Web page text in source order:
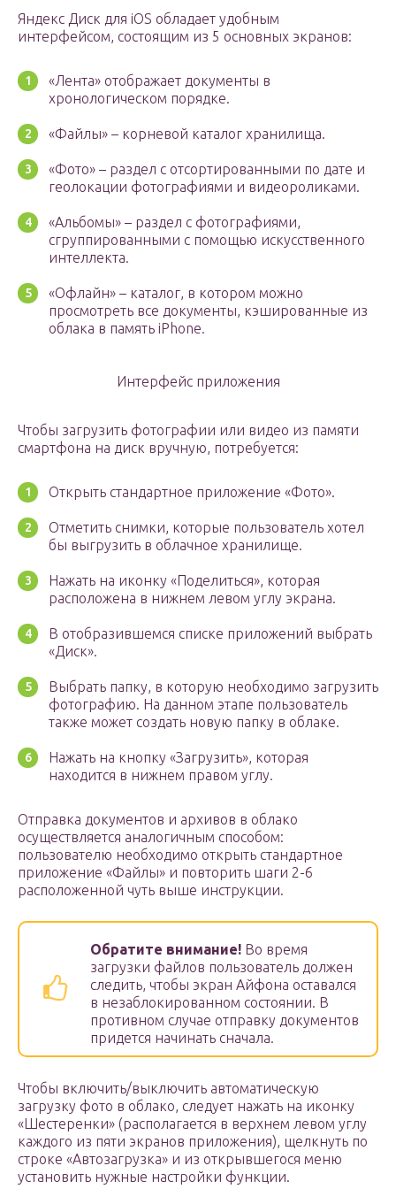
Яндекс Диск для iOS обладает удобным
интерфейсом, состоящим из 5 основных экранов:
«Лента» отображает документы в
хронологическом порядке.
«Файлы» – корневой каталог хранилища.
«Фото» – раздел с отсортированными по дате и
геолокации фотографиями и видеороликами.
«Альбомы» – раздел с фотографиями,
сгруппированными с помощью искусственного
интеллекта.
«Офлайн» – каталог, в котором можно
просмотреть все документы, кэшированные из
облака в память iPhone.
Интерфейс приложения
Чтобы загрузить фотографии или видео из памяти
смартфона на диск вручную, потребуется:
Открыть стандартное приложение «Фото».
Отметить снимки, которые пользователь хотел
бы выгрузить в облачное хранилище.
Нажать на иконку «Поделиться», которая
расположена в нижнем левом углу экрана.
В отобразившемся списке приложений выбрать
«Диск».
Выбрать папку, в которую необходимо загрузить
фотографию. На данном этапе пользователь
также может создать новую папку в облаке.
Нажать на кнопку «Загрузить», которая
находится в нижнем правом углу.
Отправка документов и архивов в облако
осуществляется аналогичным способом:
пользователю необходимо открыть стандартное
приложение «Файлы» и повторить шаги 2-6
расположенной чуть выше инструкции.
Обратите внимание! Во время
загрузки файлов пользователь должен
следить, чтобы экран Айфона оставался
в незаблокированном состоянии. В
противном случае отправку документов
придется начинать сначала.
Чтобы включить/выключить автоматическую
загрузку фото в облако, следует нажать на иконку
«Шестеренки» (располагается в верхнем левом углу
каждого из пяти экранов приложения), щелкнуть по
строке «Автозагрузка» и из открывшегося меню
установить нужные настройки функции.